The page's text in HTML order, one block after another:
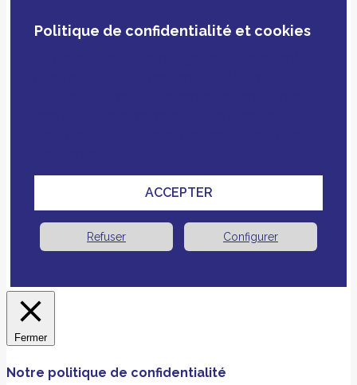
Politique de confidentialité et cookies
ACCEPTER
Refuser Configurer
Fermer
Notre politique de confidentialité